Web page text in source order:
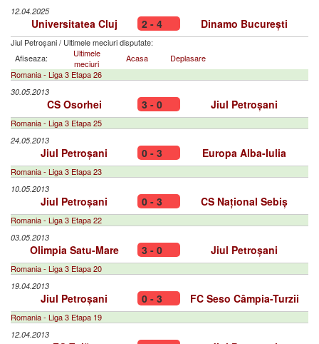
12.04.2025
Universitatea Cluj 2 - 4 Dinamo București
Jiul Petroșani/ Ultimele meciuri disputate:
Afiseaza:
Ultimele
meciuri
Acasa
Deplasare
Romania - Liga 3 Etapa 26
30.05.2013
CS Osorhei 3 - 0 Jiul Petroșani
Romania - Liga 3 Etapa 25
24.05.2013
Jiul Petroșani 0 - 3 Europa Alba-Iulia
Romania - Liga 3 Etapa 23
10.05.2013
Jiul Petroșani 0 - 3 CS Național Sebiș
Romania - Liga 3 Etapa 22
03.05.2013
Olimpia Satu-Mare 3 - 0 Jiul Petroșani
Romania - Liga 3 Etapa 20
19.04.2013
Jiul Petroșani 0 - 3 FC Seso Câmpia-Turzii
Romania - Liga 3 Etapa 19
12.04.2013